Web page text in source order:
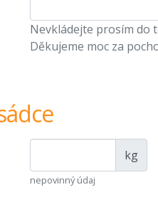
Nevkládejte prosím do
Děkujeme moc za
kg
nepovinný údaj